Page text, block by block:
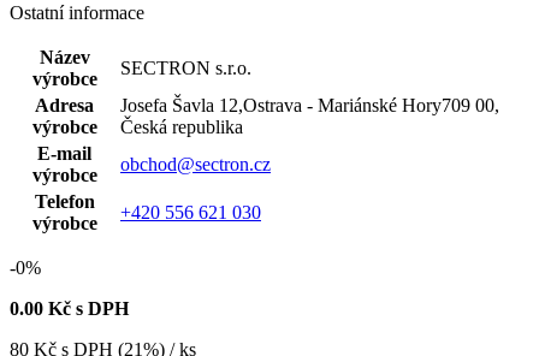
Ostatní informace
Název
výrobce
SECTRON s.r.o.
Adresa
výrobce
Josefa Šavla 12,Ostrava - Mariánské Hory709 00,
Česká republika
E-mail
výrobce
obchod@sectron.cz
Telefon
výrobce
+420 556 621 030
-0%
0.00 Kč s DPH
80 Kč s DPH (21%) / ks